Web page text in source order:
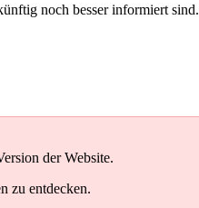
noch besser informiert sind.
der Website.
zu entdecken.